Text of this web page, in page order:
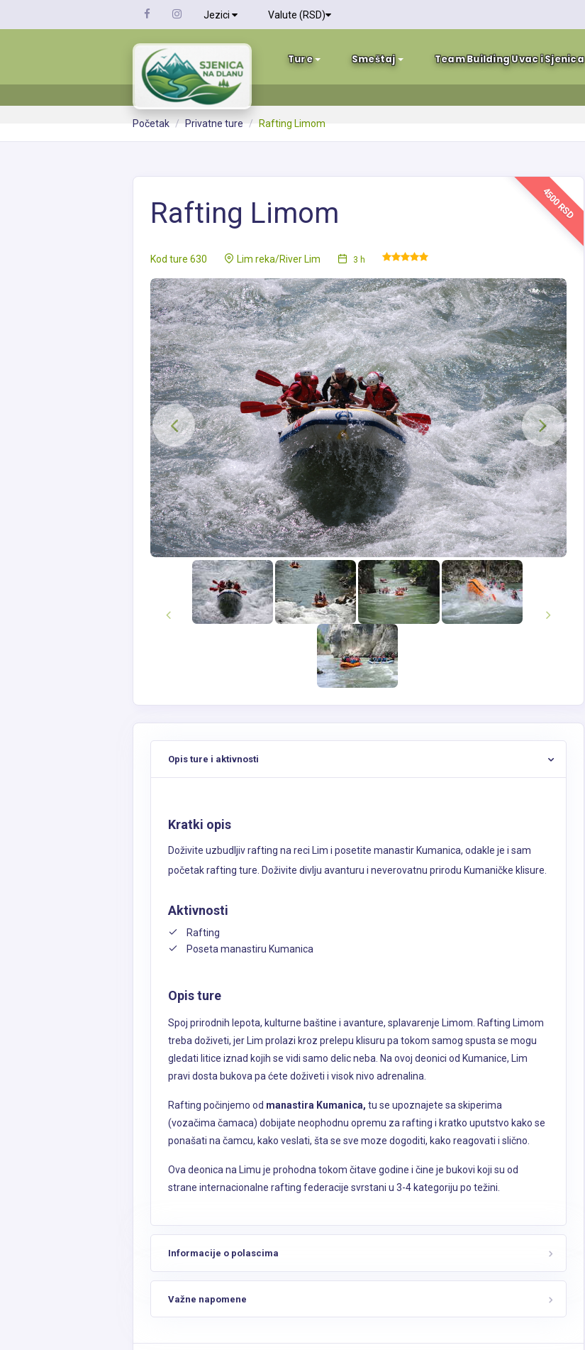
Jezici Valute (RSD)
Ture Smeštaj Team Building Uvac i Sjenica
Početak Privatne ture Rafting Limom
4500 RSD
Rafting Limom
Kod ture 630 Lim reka/River Lim 3 h
Opis ture i aktivnosti
Kratki opis
Doživite uzbudljiv rafting na reci Lim i posetite manastir Kumanica, odakle je i sam
početak rafting ture. Doživite divlju avanturu i neverovatnu prirodu Kumaničke klisure.
Aktivnosti
Rafting
Poseta manastiru Kumanica
Opis ture
Spoj prirodnih lepota, kulturne baštine i avanture, splavarenje Limom. Rafting Limom
treba doživeti, jer Lim prolazi kroz prelepu klisuru pa tokom samog spusta se mogu
gledati litice iznad kojih se vidi samo delic neba. Na ovoj deonici od Kumanice, Lim
pravi dosta bukova pa ćete doživeti i visok nivo adrenalina.
Rafting počinjemo od manastira Kumanica, tu se upoznajete sa skiperima
(vozačima čamaca) dobijate neophodnu opremu za rafting i kratko uputstvo kako se
ponašati na čamcu, kako veslati, šta se sve moze dogoditi, kako reagovati i slično.
Ova deonica na Limu je prohodna tokom čitave godine i čine je bukovi koji su od
strane internacionalne rafting federacije svrstani u 3-4 kategoriju po težini.
Informacije o polascima
Važne napomene